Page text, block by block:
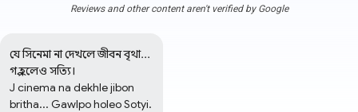
Reviews and other content aren't verified by Google
যে সিনেমা না দেখলে জীবন বৃথা...
গল্প হলেও সত্যি।
J cinema na dekhle jibon
britha... Gawlpo holeo Sotyi.